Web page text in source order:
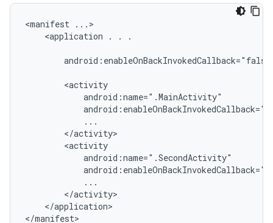
<manifest
<application
. . .
</application>